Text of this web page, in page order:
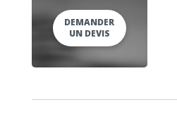
DEMANDER
UN DEVIS